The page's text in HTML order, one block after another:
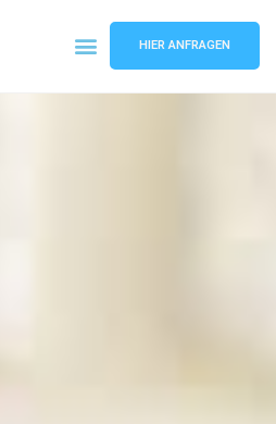
HIER ANFRAGEN